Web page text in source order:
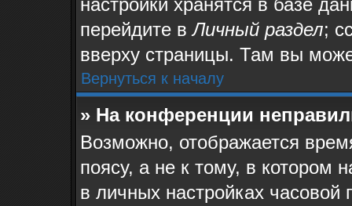
настройки хранятся в базе
перейдите вЛичный раздел;
вверху страницы. Там вы
Вернуться к началу
» На конференции
Возможно, отображается
поясу, а не к тому, в котором
в личных настройках часовой